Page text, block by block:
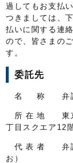
過してもお支払
つきましては、
払いに関する連
ので、皆さまの
す。
委託先
名 称 弁護士
所 在 地 東京
丁目スクエア12
代 表 者 弁
お）